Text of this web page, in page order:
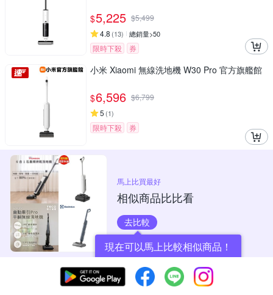
$5,225 $5,499
4.8 (13) 總銷量>50
限時下殺 券
小米 Xiaomi 無線洗地機 W30 Pro 官方旗艦館
$6,596 $6,799
5 (1)
限時下殺 券
馬上比買最好
相似商品比比看
去比較
現在可以馬上比較相似商品！